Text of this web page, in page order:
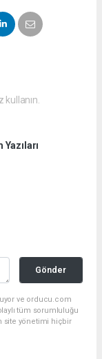
Gönder
ve orducu.com
tüm sorumluluğu
site yönetimi hiçbir